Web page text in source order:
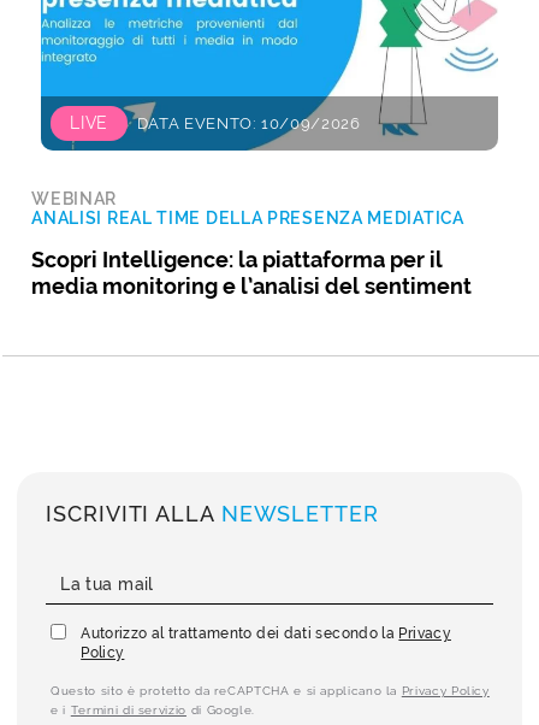
LIVE DATA EVENTO: 10/09/2026
WEBINAR
ANALISI REAL TIME DELLA PRESENZA MEDIATICA
Scopri Intelligence: la piattaforma per il
media monitoring e l’analisi del sentiment
ISCRIVITI ALLA NEWSLETTER
Autorizzo al trattamento dei dati secondo la Privacy
Policy
Questo sito è protetto da reCAPTCHA e si applicano la Privacy Policy
e i Termini di servizio di Google.